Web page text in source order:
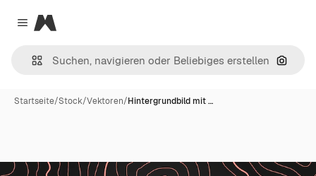
Close menu
Magnific
Nach
Startseite/Stock/Vektoren/Hintergrundbild mit …